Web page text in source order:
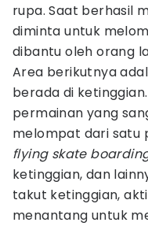
rupa. Saat berhasil
diminta untuk
dibantu oleh orang
Area berikutnya
berada di
permainan yang
melompat dari satu
flying skate
ketinggian, dan
takut ketinggian,
menantang untuk